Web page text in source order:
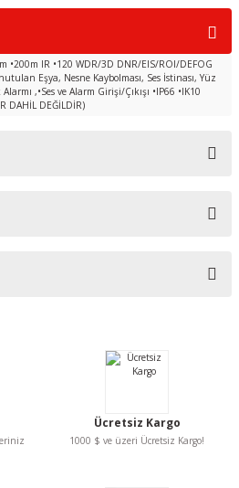
•200m IR •120 WDR/3D DNR/EIS/ROI/DEFOG
Eşya, Nesne Kaybolması, Ses İstinası, Yüz
,•Ses ve Alarm Girişi/Çıkışı •IP66 •IK10
DAHİL DEĞİLDİR)
yorumu siz yapın!
ederiz.
bulunuyor.
Ücretsiz Kargo
1000 $ ve üzeri Ücretsiz Kargo!